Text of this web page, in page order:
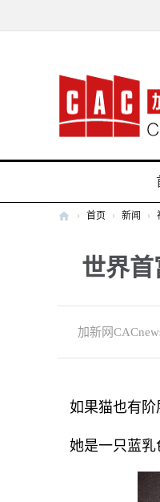
新
网
› 首页 › 新闻 ›
世界
加新网
如果猫也有阶
她是一只蓝乳